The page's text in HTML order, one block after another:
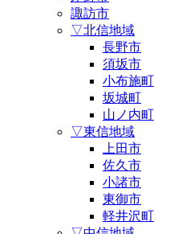
諏訪市
▽北信地域
長野市
須坂市
小布施町
坂城町
山ノ内町
▽東信地域
上田市
佐久市
小諸市
東御市
軽井沢町